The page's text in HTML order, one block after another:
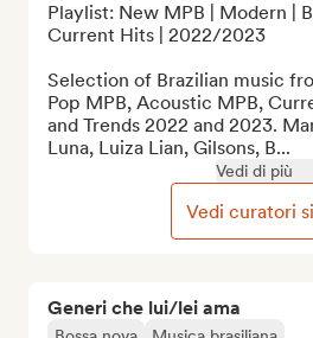
Generi che lui/lei ama
Playlist: New MPB | Modern |
Current Hits | 2022/2023
Selection of Brazilian music
Pop MPB, Acoustic MPB,
and Trends 2022 and 2023.
Luna, Luiza Lian, Gilsons, B...
Vedi di più
Vedi curatori